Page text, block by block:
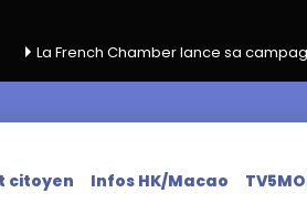
lance sa campagne de
citoyen Infos HK/Macao